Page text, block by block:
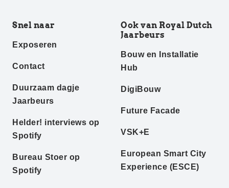
Snel naar
Exposeren
Contact
Duurzaam dagje
Jaarbeurs
Helder! interviews op
Spotify
Bureau Stoer op
Spotify
Ook van Royal Dutch
Jaarbeurs
Bouw en Installatie
Hub
DigiBouw
Future Facade
VSK+E
European Smart City
Experience (ESCE)